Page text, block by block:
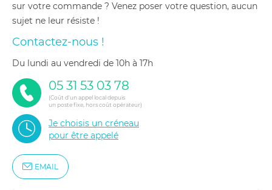
sur votre commande ? Venez poser votre question, aucun
sujet ne leur résiste !
Contactez-nous !
du lundi au vendredi de 10h à 17h
05 31 53 03 78
(Coût d'un appel local depuis
un poste fixe, hors coût opérateur)
Je choisis un créneau
pour être appelé
EMAIL